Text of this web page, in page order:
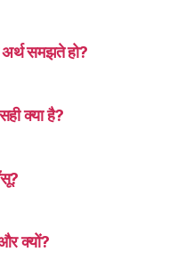
समझते हो?
क्या है?
क्यों?